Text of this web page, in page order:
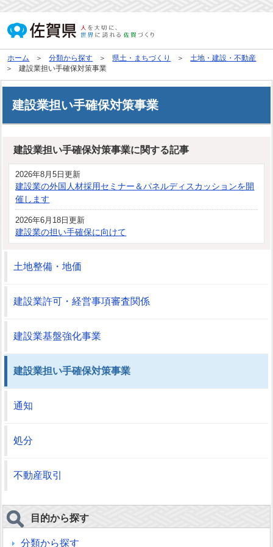
ホーム 分類から探す 県土・まちづくり
土地・建設・不動産
建設業担い手確保対策事業
建設業担い手確保対策事業
建設業担い手確保対策事業に関する記事
2026年8月5日更新
建設業の外国人材採用セミナー＆パネルディスカッションを開
催します
2026年6月18日更新
建設業の担い手確保に向けて
土地整備・地価
建設業許可・経営事項審査関係
建設業基盤強化事業
建設業担い手確保対策事業
通知
処分
不動産取引
目的から探す
分類から探す